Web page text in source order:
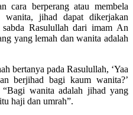
cara berperang atau membela
wanita, jihad dapat dikerjakan
Rasulullah dari imam An
yang lemah dan wanita adalah
bertanya pada Rasulullah, ‘Yaa
berjihad bagi kaum wanita?’
wanita adalah jihad yang
haji dan umrah”.